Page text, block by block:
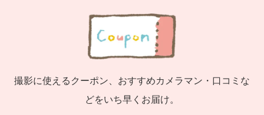
撮影に使えるクーポン、おすすめカメラマン・口コミな
どをいち早くお届け。